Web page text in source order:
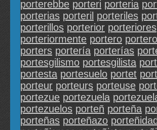
porterebbe porteri porteria
porterias porteril porteriles
porterillos porterior porteriores
porteriormente portero
porters portería porterías
portesgilismo portesgilista
portesta portesuelo portet
porteur porteurs porteuse
portezue portezuela
portezuelos porteñ porteña
porteñas porteñazo porteñidad